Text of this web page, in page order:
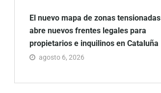
El nuevo mapa de zonas tensionadas
abre nuevos frentes legales para
propietarios e inquilinos en Cataluña
agosto 6, 2026